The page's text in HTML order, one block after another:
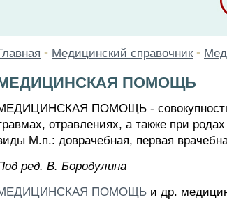
• Медицинский справочник •
ПОМОЩЬ
ПОМОЩЬ - совокупность
отравлениях, а также при
М.п.: доврачебная, первая
peд. B. Бopoдyлинa
ПОМОЩЬ и др.